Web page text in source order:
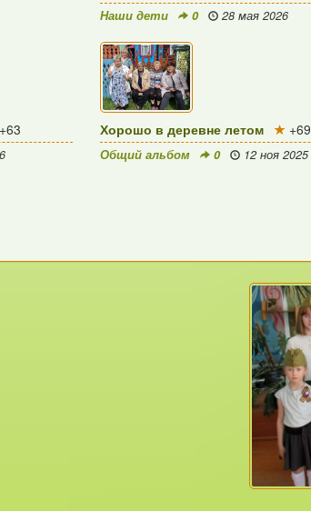
Наши дети 0 28 мая 2026
+63 Хорошо в деревне летом +69
Общий альбом 0 12 ноя 2025